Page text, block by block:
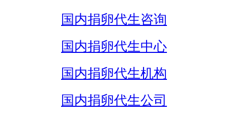
国内捐卵代生咨询
国内捐卵代生中心
国内捐卵代生机构
国内捐卵代生公司